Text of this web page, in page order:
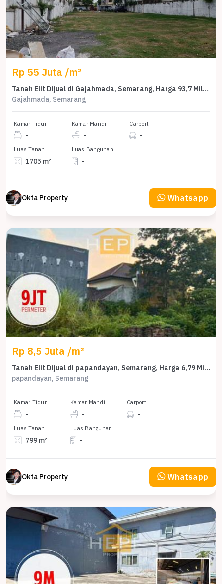
Rp 55 Juta /m²
Tanah Elit Dijual di Gajahmada, Semarang, Harga 93,7 Miliar
Gajahmada, Semarang
Kamar Tidur
-
Kamar Mandi
-
Carport
-
Luas Tanah
1705 m²
Luas Bangunan
-
Okta Property Whatsapp
Rp 8,5 Juta /m²
Tanah Elit Dijual di papandayan, Semarang, Harga 6,79 Miliar
papandayan, Semarang
Kamar Tidur
-
Kamar Mandi
-
Carport
-
Luas Tanah
799 m²
Luas Bangunan
-
Okta Property Whatsapp